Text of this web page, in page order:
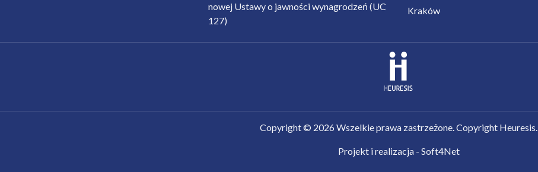
nowej Ustawy o jawności wynagrodzeń (UC
127)
Kraków
Copyright © 2026Wszelkie prawa zastrzeżone. Copyright Heuresis.
Projekt i realizacja - Soft4Net